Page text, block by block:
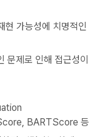
가능성에 치명적인
제로 인해 접근성이
BARTScore 등